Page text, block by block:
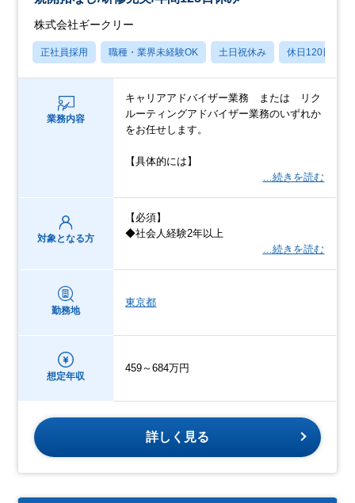
株式会社ギークリー
正社員採用 職種・業界未経験OK 土日祝休み 休日120日以上
業務内容
キャリアアドバイザー業務 または リク
ルーティングアドバイザー業務のいずれか
をお任せします。
【具体的には】
…続きを読む
対象となる方
【必須】
◆社会人経験2年以上
…続きを読む
勤務地
東京都
想定年収
459～684万円
詳しく見る